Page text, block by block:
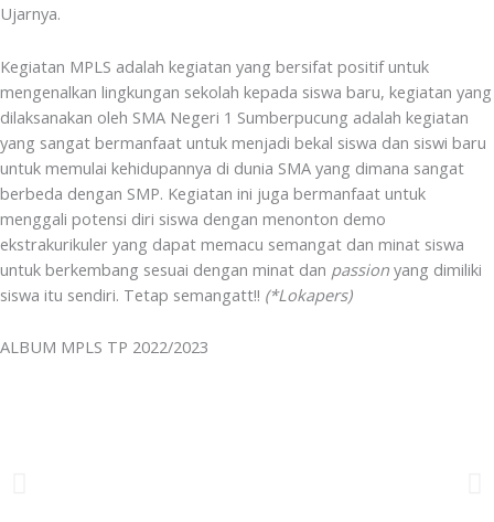
Ujarnya.
Kegiatan MPLS adalah kegiatan yang bersifat positif untuk
mengenalkan lingkungan sekolah kepada siswa baru, kegiatan yang
dilaksanakan oleh SMA Negeri 1 Sumberpucung adalah kegiatan
yang sangat bermanfaat untuk menjadi bekal siswa dan siswi baru
untuk memulai kehidupannya di dunia SMA yang dimana sangat
berbeda dengan SMP. Kegiatan ini juga bermanfaat untuk
menggali potensi diri siswa dengan menonton demo
ekstrakurikuler yang dapat memacu semangat dan minat siswa
untuk berkembang sesuai dengan minat dan passion yang dimiliki
siswa itu sendiri. Tetap semangatt!! (*Lokapers)
ALBUM MPLS TP 2022/2023